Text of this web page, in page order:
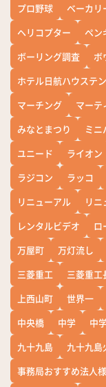
プロ野球 ベーカリ
ヘリコプター
ペン
ボーリング調査
ボ
ホテル日航ハウステ
マーチング
マーテ
みなとまつり
ミニ
ユニード
ライオン
ラジコン
ラッコ
リニューアル
リニ
レンタルビデオ
ロ
万屋町
万灯流し
三菱重工
三菱重工
上西山町
世界一
中央橋
中学 中
九十九島
九十九島
事務局おすすめ法人